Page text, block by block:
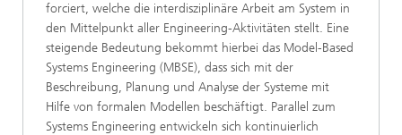
forciert, welche die interdisziplinäre Arbeit am System in
den Mittelpunkt aller Engineering-Aktivitäten stellt. Eine
steigende Bedeutung bekommt hierbei das Model-Based
Systems Engineering (MBSE), dass sich mit der
Beschreibung, Planung und Analyse der Systeme mit
Hilfe von formalen Modellen beschäftigt. Parallel zum
Systems Engineering entwickeln sich kontinuierlich